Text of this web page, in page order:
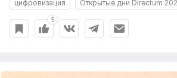
цифровизация Открытые дни Directum
5